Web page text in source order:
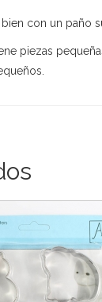
con un paño
piezas